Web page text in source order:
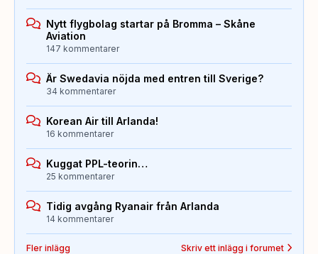
Nytt flygbolag startar på Bromma – Skåne
Aviation
147 kommentarer
Är Swedavia nöjda med entren till Sverige?
34 kommentarer
Korean Air till Arlanda!
16 kommentarer
Kuggat PPL-teorin…
25 kommentarer
Tidig avgång Ryanair från Arlanda
14 kommentarer
Fler inlägg Skriv ett inlägg i forumet